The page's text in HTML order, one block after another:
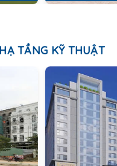
TẦNG KỸ THUẬT